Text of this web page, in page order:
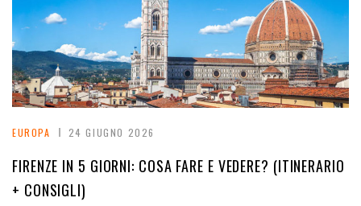
EUROPA 24 GIUGNO 2026
FIRENZE IN 5 GIORNI: COSA FARE E VEDERE? (ITINERARIO
+ CONSIGLI)